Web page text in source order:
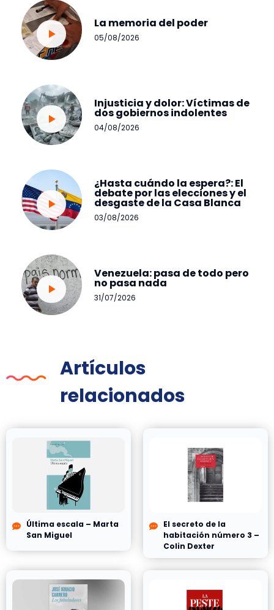
La memoria del poder
05/08/2026
Injusticia y dolor: Víctimas de
dos gobiernos indolentes
04/08/2026
¿Hasta cuándo la espera?: El
debate por las elecciones y el
desgaste de la Casa Blanca
03/08/2026
Venezuela: pasa de todo pero
no pasa nada
31/07/2026
Artículos
relacionados
Última escala – Marta
San Miguel
El secreto de la
habitación número 3 –
Colin Dexter